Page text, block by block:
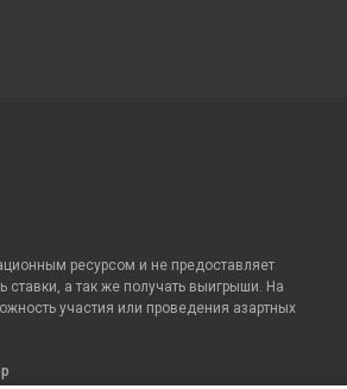
ресурсом и не предоставляет
ставки, а так же получать выигрыши. На
участия или проведения азартных